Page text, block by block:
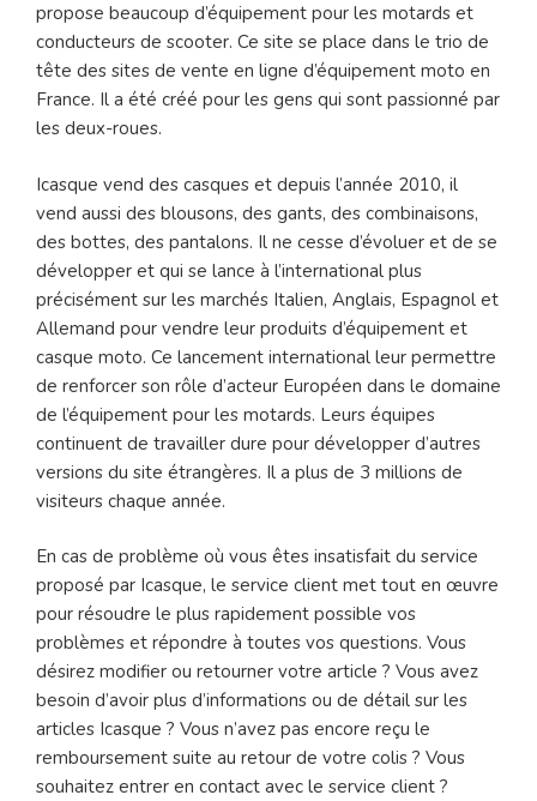
propose beaucoup d’équipement pour les motards et
conducteurs de scooter. Ce site se place dans le trio de
tête des sites de vente en ligne d’équipement moto en
France. Il a été créé pour les gens qui sont passionné par
les deux-roues.
Icasque vend des casques et depuis l’année 2010, il
vend aussi des blousons, des gants, des combinaisons,
des bottes, des pantalons. Il ne cesse d’évoluer et de se
développer et qui se lance à l’international plus
précisément sur les marchés Italien, Anglais, Espagnol et
Allemand pour vendre leur produits d’équipement et
casque moto. Ce lancement international leur permettre
de renforcer son rôle d’acteur Européen dans le domaine
de l’équipement pour les motards. Leurs équipes
continuent de travailler dure pour développer d’autres
versions du site étrangères. Il a plus de 3 millions de
visiteurs chaque année.
En cas de problème où vous êtes insatisfait du service
proposé par Icasque, le service client met tout en œuvre
pour résoudre le plus rapidement possible vos
problèmes et répondre à toutes vos questions. Vous
désirez modifier ou retourner votre article ? Vous avez
besoin d’avoir plus d’informations ou de détail sur les
articles Icasque ? Vous n’avez pas encore reçu le
remboursement suite au retour de votre colis ? Vous
souhaitez entrer en contact avec le service client ?